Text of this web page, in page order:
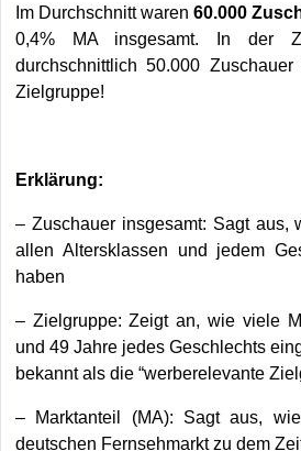
Im Durchschnitt waren 60.000
0,4% MA insgesamt. In der
durchschnittlich 50.000 Zuschauer
Zielgruppe!
Erklärung:
– Zuschauer insgesamt: Sagt aus,
allen Altersklassen und jedem
haben
– Zielgruppe: Zeigt an, wie viele
und 49 Jahre jedes Geschlechts
bekannt als die “werberelevante
– Marktanteil (MA): Sagt aus,
deutschen Fernsehmarkt zu dem